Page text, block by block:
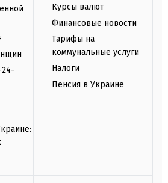
Курсы валют
Финансовые новости
Тарифы на
коммунальные услуги
Налоги
Пенсия в Украине